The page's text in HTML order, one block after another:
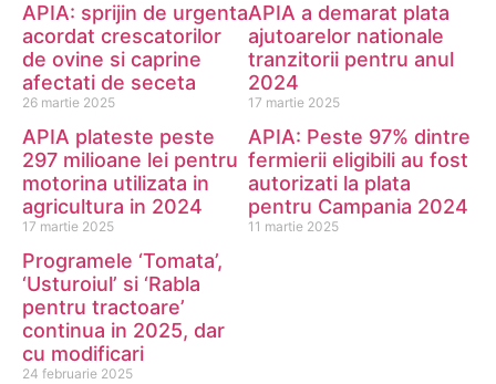
APIA: sprijin de urgenta
acordat crescatorilor
de ovine si caprine
afectati de seceta
26 martie 2025
APIA a demarat plata
ajutoarelor nationale
tranzitorii pentru anul
2024
17 martie 2025
APIA plateste peste
297 milioane lei pentru
motorina utilizata in
agricultura in 2024
17 martie 2025
APIA: Peste 97% dintre
fermierii eligibili au fost
autorizati la plata
pentru Campania 2024
11 martie 2025
Programele ‘Tomata’,
‘Usturoiul’ si ‘Rabla
pentru tractoare’
continua in 2025, dar
cu modificari
24 februarie 2025